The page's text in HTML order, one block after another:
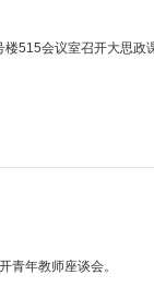
515会议室召开大思政
青年教师座谈会。